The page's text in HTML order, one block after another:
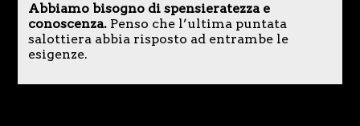
Abbiamo bisogno di spensieratezza e
conoscenza.Penso che l’ultima puntata
salottiera abbia risposto ad entrambe le
esigenze.